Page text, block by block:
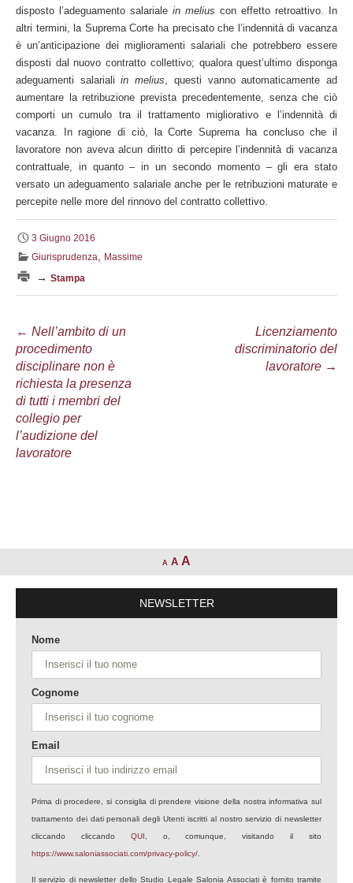
disposto l’adeguamento salariale in melius con effetto retroattivo. In
altri termini, la Suprema Corte ha precisato che l’indennità di vacanza
è un’anticipazione dei miglioramenti salariali che potrebbero essere
disposti dal nuovo contratto collettivo; qualora quest’ultimo disponga
adeguamenti salarialiin melius, questi vanno automaticamente ad
aumentare la retribuzione prevista precedentemente, senza che ciò
comporti un cumulo tra il trattamento migliorativo e l’indennità di
vacanza. In ragione di ciò, la Corte Suprema ha concluso che il
lavoratore non aveva alcun diritto di percepire l’indennità di vacanza
contrattuale, in quanto – in un secondo momento – gli era stato
versato un adeguamento salariale anche per le retribuzioni maturate e
percepite nelle more del rinnovo del contratto collettivo.
3 Giugno 2016
Giurisprudenza
Massime
→ Stampa
Navigazione
articolo
← Nell’ambito di un
procedimento
disciplinare non è
richiesta la presenza
di tutti i membri del
collegio per
l’audizione del
lavoratore
Licenziamento
discriminatorio del
lavoratore →
A A A
NEWSLETTER
Nome
Cognome
Email
Prima di procedere, si consiglia di prendere visione della nostra informativa sul
trattamento dei dati personali degli Utenti iscritti al nostro servizio di newsletter
cliccando cliccando QUI , o, comunque, visitando il sito
https://www.saloniassociati.com/privacy-policy/
Il servizio di newsletter dello Studio Legale Salonia Associati è fornito tramite